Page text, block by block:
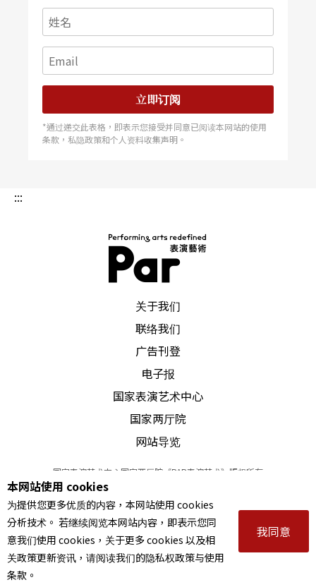
立即订阅
*通过递交此表格，即表示您接受并同意已阅读本网站的使用
条款，私隐政策和个人资料收集声明。
:::
关于我们
联络我们
广告刊登
电子报
国家表演艺术中心
国家两厅院
网站导览
国家表演艺术中心国家两厅院《PAR表演艺术》版权所有
© 2022Performing arts redefined. All Rights Reserved
统一编号 Tax Id number 00973926
本站所提供相关演出资讯，如有异动应以主办单位公告为准。
服务条款｜隐私权声明｜著作权声明
本网站使用 cookies
为提供您更多优质的内容，本网站使用 cookies
分析技术。 若继续阅览本网站内容，即表示您同
意我们使用 cookies，关于更多 cookies 以及相
关政策更新资讯，请阅读我们的隐私权政策与使用
条款。
我同意